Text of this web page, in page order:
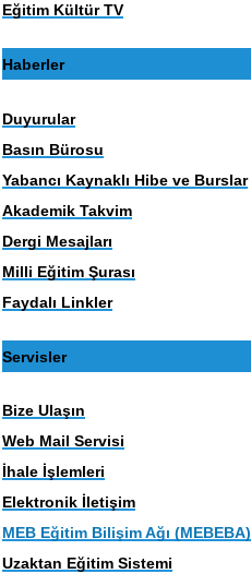
Eğitim Kültür TV
Haberler
Duyurular
Basın Bürosu
Yabancı Kaynaklı Hibe ve Burslar
Akademik Takvim
Dergi Mesajları
Milli Eğitim Şurası
Faydalı Linkler
Servisler
Bize Ulaşın
Web Mail Servisi
İhale İşlemleri
Elektronik İletişim
MEB Eğitim Bilişim Ağı (MEBEBA)
Uzaktan Eğitim Sistemi